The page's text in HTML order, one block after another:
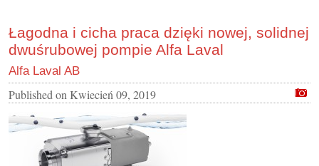
Łagodna i cicha praca dzięki nowej, solidnej
dwuśrubowej pompie Alfa Laval
Alfa Laval AB
Published on Kwiecień 09, 2019